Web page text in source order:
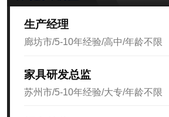
生产经理
廊坊市/5-10年经验/高中/年龄不限
家具研发总监
苏州市/5-10年经验/大专/年龄不限